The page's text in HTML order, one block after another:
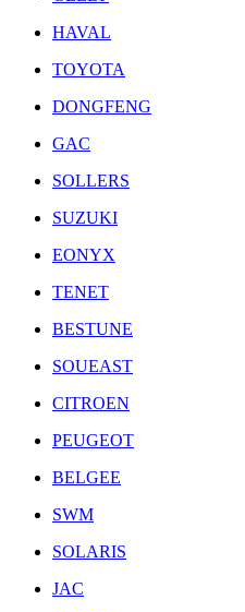
HAVAL
TOYOTA
DONGFENG
GAC
SOLLERS
SUZUKI
EONYX
TENET
BESTUNE
SOUEAST
CITROEN
PEUGEOT
BELGEE
SWM
SOLARIS
JAC